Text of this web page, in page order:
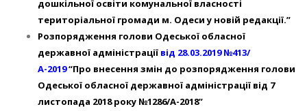
дошкільної освіти комунальної власності
територіальної громади м. Одеси у новій редакції.”
Розпорядження голови Одеської обласної
державної адміністрації від 28.03.2019 №413/
А-2019“Про внесення змін до розпорядження голови
Одеської обласної державної адміністрації від 7
листопада 2018 року №1286/А-2018”